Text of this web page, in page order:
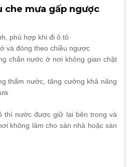
che mưa gấp ngược
phù hợp khi đi ô tô
và đóng theo chiều ngược
chắn nước ở nơi không gian chật
thấm nước, tăng cường khả năng
thì nước được giữ lại bên trong và
không làm cho sàn nhà hoặc sàn